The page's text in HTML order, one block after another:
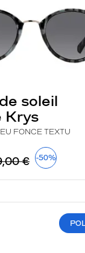
soleil
Krys
FONCE TEXTU
€ -50%